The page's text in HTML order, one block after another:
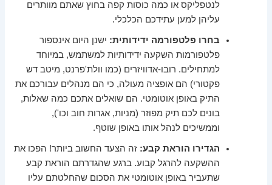
לנטפליקס או כמה כוסות קפה בחוץ שאתם מוותרים
עליהן למען עתידכם הכלכלי.
בחרו פלטפורמה ידידותית: ישנן היום אינספור
פלטפורמות השקעה ידידותיות למשתמש, במיוחד
למתחילים. רובו-אדוויזרים (כמו וולת'פרנט, מיטב דש
פקטורי) הם אופציה מעולה, כי הם מנהלים עבורכם את
התיק באופן אוטומטי. הם שואלים אתכם כמה שאלות,
בונים לכם תיק מפוזר (מניות, אגרות חוב וכו'),
וממשיכים לנהל אותו באופן שוטף.
הגדירו הוראת קבע: זה הצעד החשוב ביותר! הפכו את
ההשקעה להרגל קבוע. ברגע שהגדרתם הוראת קבע
שתעביר באופן אוטומטי את הסכום שהחלטתם עליו